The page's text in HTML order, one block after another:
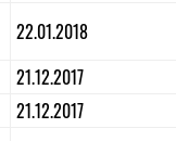
22.01.2018
21.12.2017
21.12.2017